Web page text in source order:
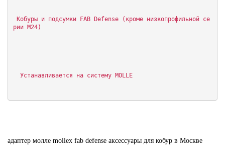
рии M24)
  Устанавливается на систему MOLLE
адаптер молле mollex fab defense аксессуары для кобур в Москве